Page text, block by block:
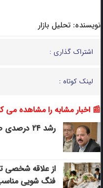
نویسنده: تحلیل بازار
اشتراک گذاری :
لینک کوتاه :
📰 اخبار مشابه را مشاهده می
رشد ۲۴ درصدی صدور کارت‌های بازرگانی در گرگان
از علاقه شخصی
فنگ شویی